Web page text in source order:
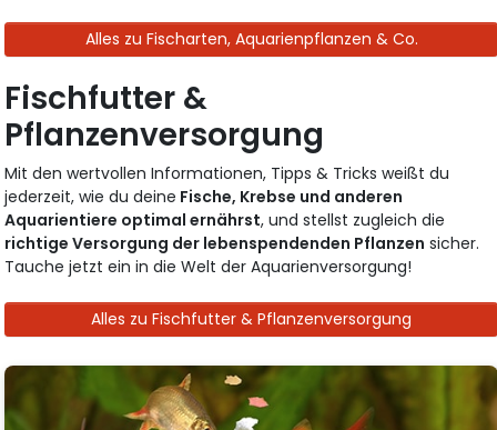
Alles zu Fischarten, Aquarienpflanzen & Co.
Fischfutter &
Pflanzenversorgung
Mit den wertvollen Informationen, Tipps & Tricks weißt du
jederzeit, wie du deine Fische, Krebse und anderen
Aquarientiere optimal ernährst, und stellst zugleich die
richtige Versorgung der lebenspendenden Pflanzen sicher.
Tauche jetzt ein in die Welt der Aquarienversorgung!
Alles zu Fischfutter & Pflanzenversorgung